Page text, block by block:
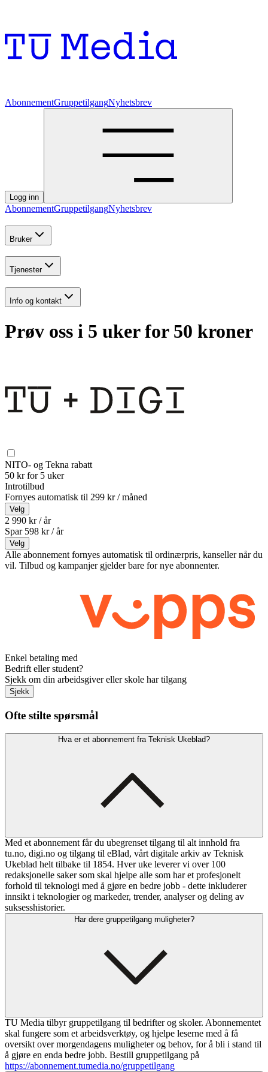
AbonnementGruppetilgangNyhetsbrev
Logg inn
AbonnementGruppetilgangNyhetsbrev
Bruker
Tjenester
Info og kontakt
Prøv oss i 5 uker for 50 kroner
NITO- og Tekna rabatt
50 kr for 5 uker
Introtilbud
Fornyes automatisk til 299 kr / måned
Velg
2 990 kr / år
Spar 598 kr /år
Velg
Alle abonnement fornyes automatisk til ordinærpris, kanseller når du
vil. Tilbud og kampanjer gjelder bare for nye abonnenter.
Enkel betaling med
Bedrift eller student?
Sjekk om din arbeidsgiver eller skole har tilgang
Sjekk
Ofte stilte spørsmål
Hva er et abonnement fra Teknisk Ukeblad?
Med et abonnement får du ubegrenset tilgang til alt innhold fra
tu.no, digi.no og tilgang til eBlad, vårt digitale arkiv av Teknisk
Ukeblad helt tilbake til 1854. Hver uke leverer vi over 100
redaksjonelle saker som skal hjelpe alle som har et profesjonelt
forhold til teknologi med å gjøre en bedre jobb - dette inkluderer
innsikt i teknologier og markeder, trender, analyser og deling av
suksesshistorier.
Har dere gruppetilgang muligheter?
TU Media tilbyr gruppetilgang til bedrifter og skoler. Abonnementet
skal fungere som et arbeidsverktøy, og hjelpe leserne med å få
oversikt over morgendagens muligheter og behov, for å bli i stand til
å gjøre en enda bedre jobb. Bestill gruppetilgang på
https://abonnement.tumedia.no/gruppetilgang